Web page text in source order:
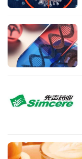
精
彩
活
B
融
资